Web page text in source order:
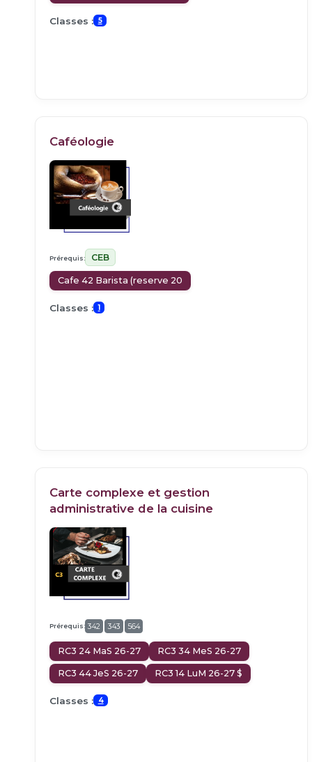
Classes : 5
Caféologie
Prérequis: CEB
Cafe 42 Barista (reserve 20
Classes : 1
Carte complexe et gestion
administrative de la cuisine
Prérequis: 342 343 564
RC3 24 MaS 26-27 RC3 34 MeS 26-27
RC3 44 JeS 26-27 RC3 14 LuM 26-27 $
Classes : 4